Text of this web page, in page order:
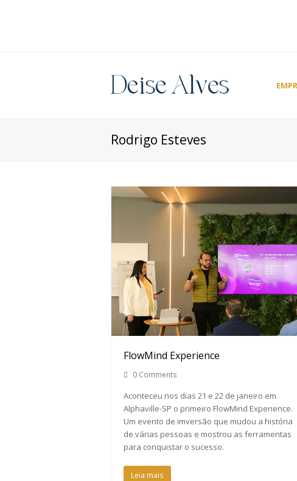
Rodrigo Esteves
FlowMind Experience
0 Comments
Aconteceu nos dias 21 e 22 de janeiro em
Alphaville-SP o primeiro FlowMind Experience.
Um evento de imversão que mudou a história
de várias pessoas e mostrou as ferramentas
para conquistar o sucesso.
Leia mais